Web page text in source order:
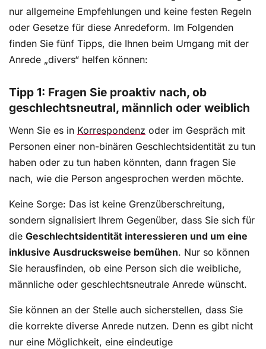
nur allgemeine Empfehlungen und keine festen Regeln
oder Gesetze für diese Anredeform. Im Folgenden
finden Sie fünf Tipps, die Ihnen beim Umgang mit der
Anrede „divers“ helfen können:
Tipp 1: Fragen Sie proaktiv nach, ob
geschlechtsneutral, männlich oder weiblich
Wenn Sie es in Korrespondenz oder im Gespräch mit
Personen einer non-binären Geschlechtsidentität zu tun
haben oder zu tun haben könnten, dann fragen Sie
nach, wie die Person angesprochen werden möchte.
Keine Sorge: Das ist keine Grenzüberschreitung,
sondern signalisiert Ihrem Gegenüber, dass Sie sich für
die Geschlechtsidentität interessieren und um eine
inklusive Ausdrucksweise bemühen. Nur so können
Sie herausfinden, ob eine Person sich die weibliche,
männliche oder geschlechtsneutrale Anrede wünscht.
Sie können an der Stelle auch sicherstellen, dass Sie
die korrekte diverse Anrede nutzen. Denn es gibt nicht
nur eine Möglichkeit, eine eindeutige